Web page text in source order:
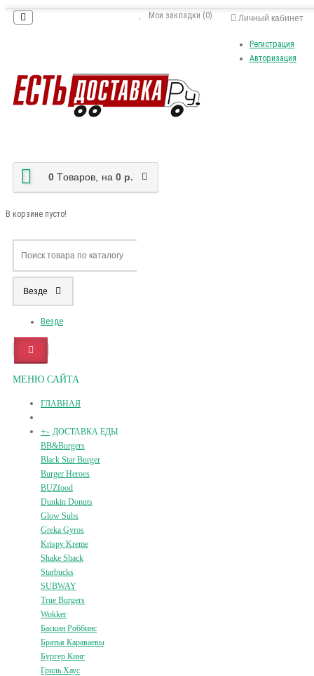
Личный кабинет
Регистрация
Авторизация
Мои закладки (0)
0 Tоваров, на 0 р.
В корзине пусто!
Везде
Везде
МЕНЮ САЙТА
ГЛАВНАЯ
+- ДОСТАВКА ЕДЫ
BB&Burgers
Black Star Burger
Burger Heroes
BUZfood
Dunkin Donuts
Glow Subs
Greka Gyros
Krispy Kreme
Shake Shack
Starbucks
SUBWAY
True Burgers
Wokker
Баскин Роббинс
Братья Караваевы
Бургер Кинг
Гриль Хаус